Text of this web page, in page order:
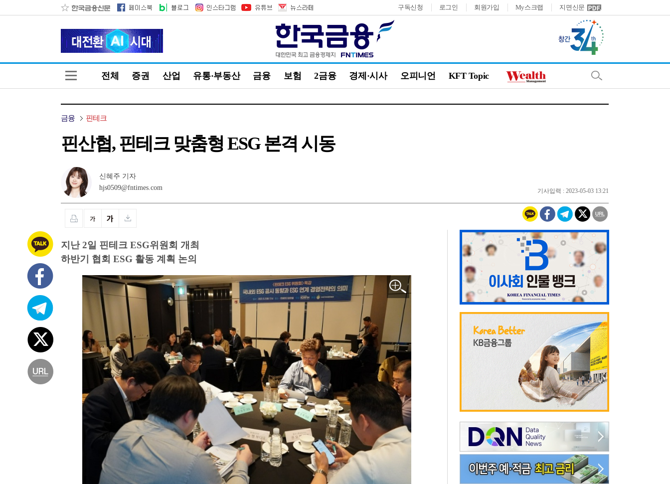
구독신청 로그인 회원가입 My스크랩 지면신문
전체 증권 산업 유통·부동산 금융 보험 2금융 경제·시사 오피니언 KFT Topic
금융 핀테크
핀산협, 핀테크 맞춤형 ESG 본격 시동
신혜주 기자
hjs0509@fntimes.com
기사입력 : 2023-05-03 13:21
지난 2일 핀테크 ESG위원회 개최
하반기 협회 ESG 활동 계획 논의